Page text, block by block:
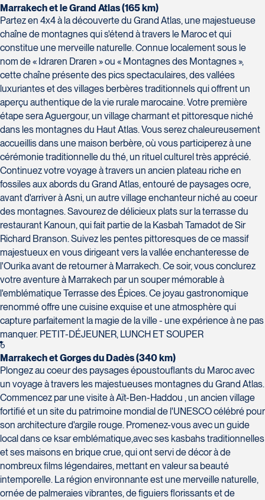
Marrakech et le Grand Atlas (165 km)
Partez en 4x4 à la découverte du Grand Atlas, une majestueuse
chaîne de montagnes qui s'étend à travers le Maroc et qui
constitue une merveille naturelle. Connue localement sous le
nom de « Idraren Draren » ou « Montagnes des Montagnes »,
cette chaîne présente des pics spectaculaires, des vallées
luxuriantes et des villages berbères traditionnels qui offrent un
aperçu authentique de la vie rurale marocaine. Votre première
étape sera Aguergour, un village charmant et pittoresque niché
dans les montagnes du Haut Atlas. Vous serez chaleureusement
accueillis dans une maison berbère, où vous participerez à une
cérémonie traditionnelle du thé, un rituel culturel très apprécié.
Continuez votre voyage à travers un ancien plateau riche en
fossiles aux abords du Grand Atlas, entouré de paysages ocre,
avant d'arriver à Asni, un autre village enchanteur niché au coeur
des montagnes. Savourez de délicieux plats sur la terrasse du
restaurant Kanoun, qui fait partie de la Kasbah Tamadot de Sir
Richard Branson. Suivez les pentes pittoresques de ce massif
majestueux en vous dirigeant vers la vallée enchanteresse de
l'Ourika avant de retourner à Marrakech. Ce soir, vous conclurez
votre aventure à Marrakech par un souper mémorable à
l'emblématique Terrasse des Épices. Ce joyau gastronomique
renommé offre une cuisine exquise et une atmosphère qui
capture parfaitement la magie de la ville - une expérience à ne pas
manquer. PETIT-DÉJEUNER, LUNCH ET SOUPER
6
Marrakech et Gorges du Dadès (340 km)
Plongez au coeur des paysages époustouflants du Maroc avec
un voyage à travers les majestueuses montagnes du Grand Atlas.
Commencez par une visite à Aït-Ben-Haddou , un ancien village
fortifié et un site du patrimoine mondial de l'UNESCO célébré pour
son architecture d'argile rouge. Promenez-vous avec un guide
local dans ce ksar emblématique,avec ses kasbahs traditionnelles
et ses maisons en brique crue, qui ont servi de décor à de
nombreux films légendaires, mettant en valeur sa beauté
intemporelle. La région environnante est une merveille naturelle,
ornée de palmeraies vibrantes, de figuiers florissants et de